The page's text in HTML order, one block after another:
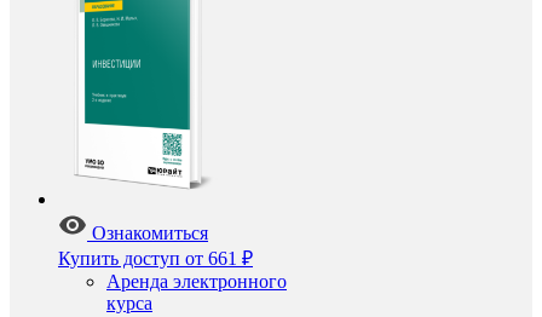
Ознакомиться
Купить доступ от 661 ₽
Аренда электронного
курса